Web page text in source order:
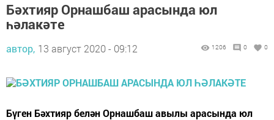
Бәхтияр Орнашбаш арасында юл
һәлакәте
автор, 13 август 2020 - 09:12 1206 0 0
Бүген Бәхтияр белән Орнашбаш авылы арасында юл